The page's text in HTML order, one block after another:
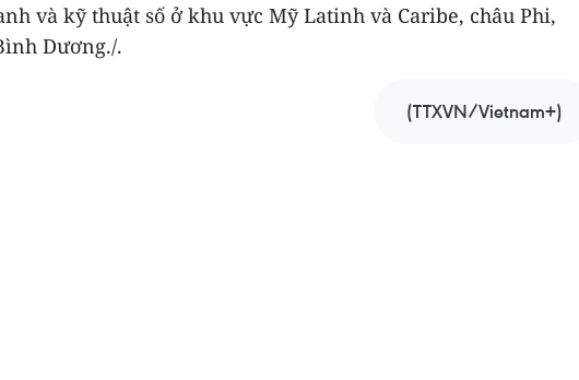
và kỹ thuật số ở khu vực Mỹ Latinh và Caribe, châu Phi,
Dương./.
(TTXVN/Vietnam+)